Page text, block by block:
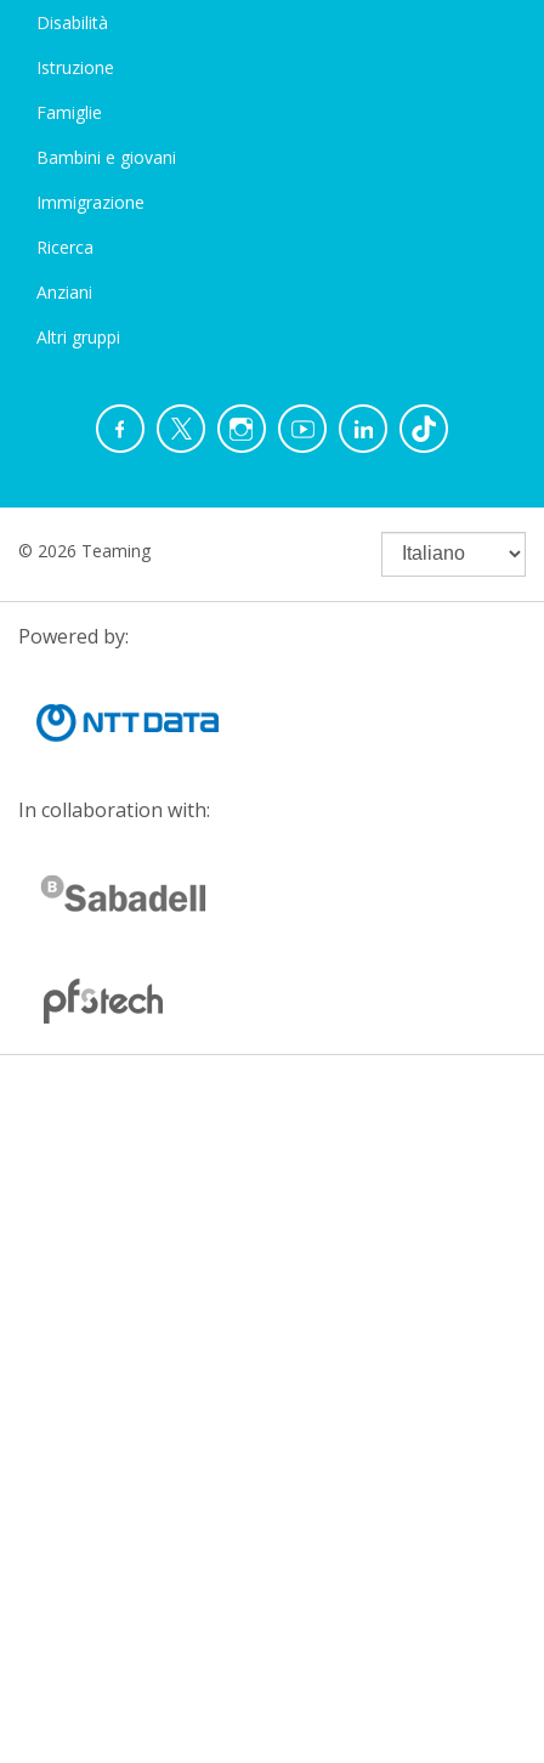
Disabilità
Istruzione
Famiglie
Bambini e giovani
Immigrazione
Ricerca
Anziani
Altri gruppi
© 2026 Teaming
Powered by:
In collaboration with: